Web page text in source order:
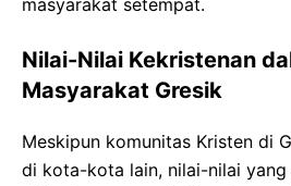
masyarakat setempat.
Nilai-Nilai Kekristenan
Masyarakat Gresik
Meskipun komunitas Kristen di
di kota-kota lain, nilai-nilai yang